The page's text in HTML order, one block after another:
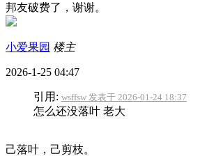
邦友破费了，谢谢。
小爱果园 楼主
2026-1-25 04:47
引用: wsffsw 发表于 2026-01-24 18:37
怎么还没落叶 老大
己落叶，己剪枝。